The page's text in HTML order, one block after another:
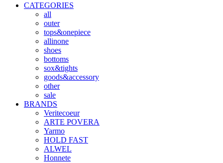
CATEGORIES
all
outer
tops&onepiece
allinone
shoes
bottoms
sox&tights
goods&accessory
other
sale
BRANDS
Veritecoeur
ARTE POVERA
Yarmo
HOLD FAST
ALWEL
Honnete